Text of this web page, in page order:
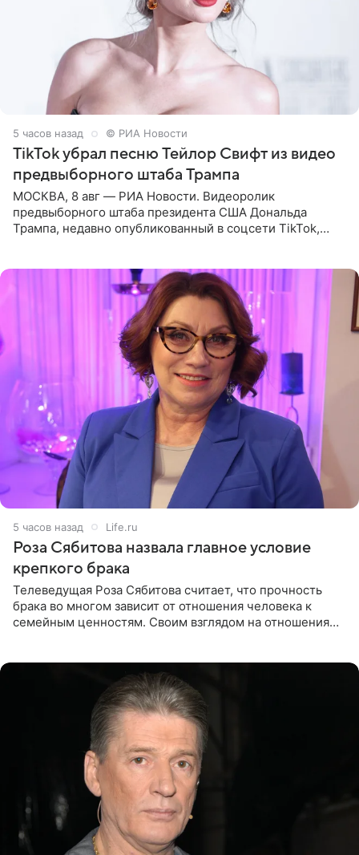
5 часов назад © РИА Новости
TikTok убрал песню Тейлор Свифт из видео
предвыборного штаба Трампа
МОСКВА, 8 авг — РИА Новости. Видеоролик
предвыборного штаба президента США Дональда
Трампа, недавно опубликованный в соцсети TikTok,
5 часов назад Life.ru
Роза Сябитова назвала главное условие
крепкого брака
Телеведущая Роза Сябитова считает, что прочность
брака во многом зависит от отношения человека к
семейным ценностям. Своим взглядом на отношения